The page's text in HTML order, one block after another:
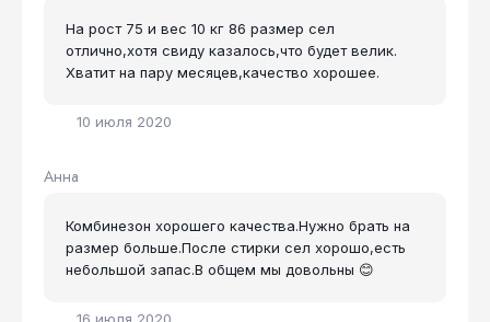
10 июля 2020
На рост 75 и вес 10 кг 86 размер сел
отлично,хотя свиду казалось,что будет велик.
Хватит на пару месяцев,качество хорошее.
Анна
Комбинезон хорошего качества.Нужно брать на
размер больше.После стирки сел хорошо,есть
небольшой запас.В общем мы довольны 😊